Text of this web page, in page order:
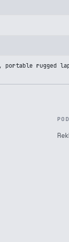
rugged